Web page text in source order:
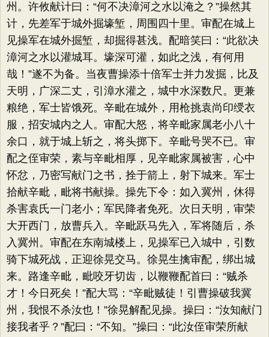
州。许攸献计曰：“何不决漳河之水以淹之？”操然其
计，先差军于城外掘壕堑，周围四十里。审配在城上
见操军在城外掘堑，却掘得甚浅。配暗笑曰：“此欲决
漳河之水以灌城耳。壕深可灌，如此之浅，有何用
哉！”遂不为备。当夜曹操添十倍军士并力发掘，比及
天明，广深二丈，引漳水灌之，城中水深数尺。更兼
粮绝，军士皆饿死。辛毗在城外，用枪挑袁尚印绶衣
服，招安城内之人。审配大怒，将辛毗家属老小八十
余口，就于城上斩之，将头掷下。辛毗号哭不已。审
配之侄审荣，素与辛毗相厚，见辛毗家属被害，心中
怀忿，乃密写献门之书，拴于箭上，射下城来。军士
拾献辛毗，毗将书献操。操先下令：如入冀州，休得
杀害袁氏一门老小；军民降者免死。次日天明，审荣
大开西门，放曹兵入。辛毗跃马先入，军将随后，杀
入冀州。审配在东南城楼上，见操军已入城中，引数
骑下城死战，正迎徐晃交马。徐晃生擒审配，绑出城
来。路逢辛毗，毗咬牙切齿，以鞭鞭配首曰：“贼杀
才！今日死矣！”配大骂：“辛毗贼徒！引曹操破我冀
州，我恨不杀汝也！”徐晃解配见操。操曰：“汝知献门
接我者乎？”配曰：“不知。”操曰：“此汝侄审荣所献